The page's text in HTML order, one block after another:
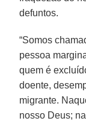
defuntos.
“Somos
pessoa
quem é
doente,
migrante.
nosso Deus;